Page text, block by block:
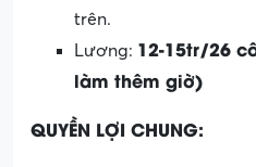
trên.
Lương: 12-15tr/26
làm thêm giờ)
QUYỀN LỢI CHUNG: